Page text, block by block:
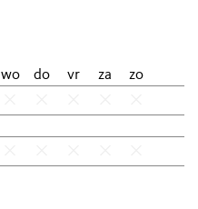
wo do vr za
zo